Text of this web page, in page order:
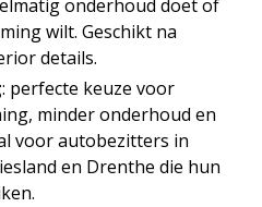
onderhoud doet of
wilt. Geschikt na
details.
: perfecte keuze voor
minder onderhoud en
voor autobezitters in
en Drenthe die hun